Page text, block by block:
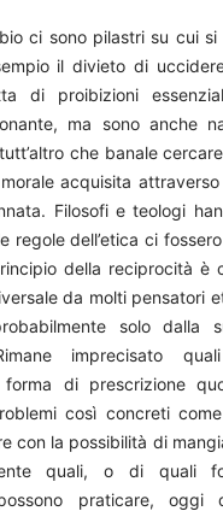
ci sono pilastri su cui si
il divieto di
di proibizioni
ma sono anche
che banale
acquisita
Filosofi e teologi
regole dell’etica ci
della reciprocità è
da molti pensatori
solo dalla
imprecisato
di prescrizione
così concreti
con la possibilità di
quali, o di quali
praticare, oggi